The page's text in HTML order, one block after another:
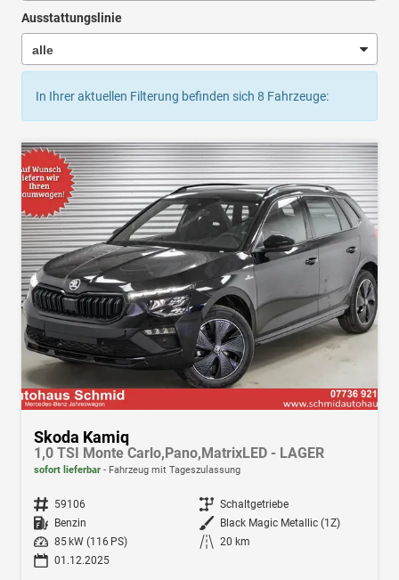
Ausstattungslinie
In Ihrer aktuellen Filterung befinden sich 8 Fahrzeuge:
Skoda Kamiq
1,0 TSI Monte Carlo,Pano,MatrixLED - LAGER
sofort lieferbar Fahrzeug mit Tageszulassung
Fahrzeugnr. 59106 Getriebe Schaltgetriebe
Kraftstoff Benzin Außenfarbe Black Magic Metallic (1Z)
Leistung
85 kW (116 PS) Kilometerstand 20 km
01.12.2025